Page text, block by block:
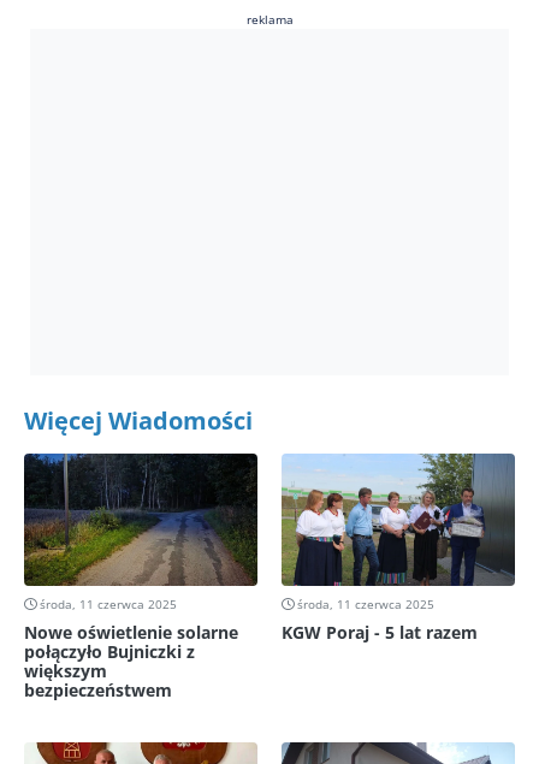
reklama
Więcej Wiadomości
środa, 11 czerwca 2025
Nowe oświetlenie solarne
połączyło Bujniczki z
większym
bezpieczeństwem
środa, 11 czerwca 2025
KGW Poraj - 5 lat razem